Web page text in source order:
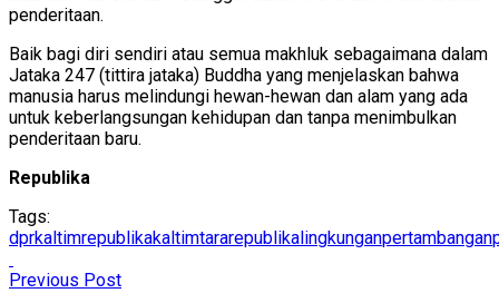
penderitaan.
Baik bagi diri sendiri atau semua makhluk sebagaimana dalam
Jataka 247 (tittira jataka) Buddha yang menjelaskan bahwa
manusia harus melindungi hewan-hewan dan alam yang ada
untuk keberlangsungan kehidupan dan tanpa menimbulkan
penderitaan baru.
Republika
Tags:
dprkaltimrepublikakaltimtararepublika lingkunganpertambangan
Previous Post